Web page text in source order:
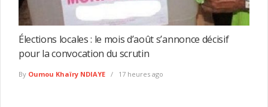
Élections locales : le mois d’août s’annonce décisif
pour la convocation du scrutin
By Oumou Khaïry NDIAYE 17 heures ago